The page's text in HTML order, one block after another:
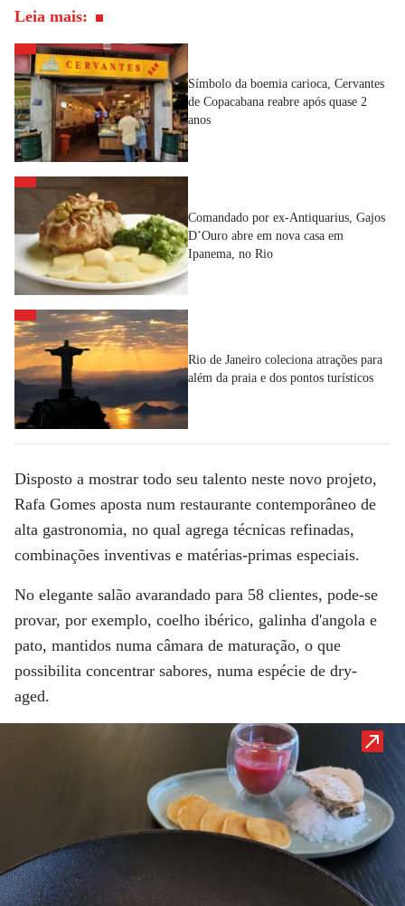
Leia mais:
Símbolo da boemia carioca, Cervantes
de Copacabana reabre após quase 2
anos
Comandado por ex-Antiquarius, Gajos
D’Ouro abre em nova casa em
Ipanema, no Rio
Rio de Janeiro coleciona atrações para
além da praia e dos pontos turísticos
Disposto a mostrar todo seu talento neste novo projeto,
Rafa Gomes aposta num restaurante contemporâneo de
alta gastronomia, no qual agrega técnicas refinadas,
combinações inventivas e matérias-primas especiais.
No elegante salão avarandado para 58 clientes, pode-se
provar, por exemplo, coelho ibérico, galinha d'angola e
pato, mantidos numa câmara de maturação, o que
possibilita concentrar sabores, numa espécie de dry-
aged.